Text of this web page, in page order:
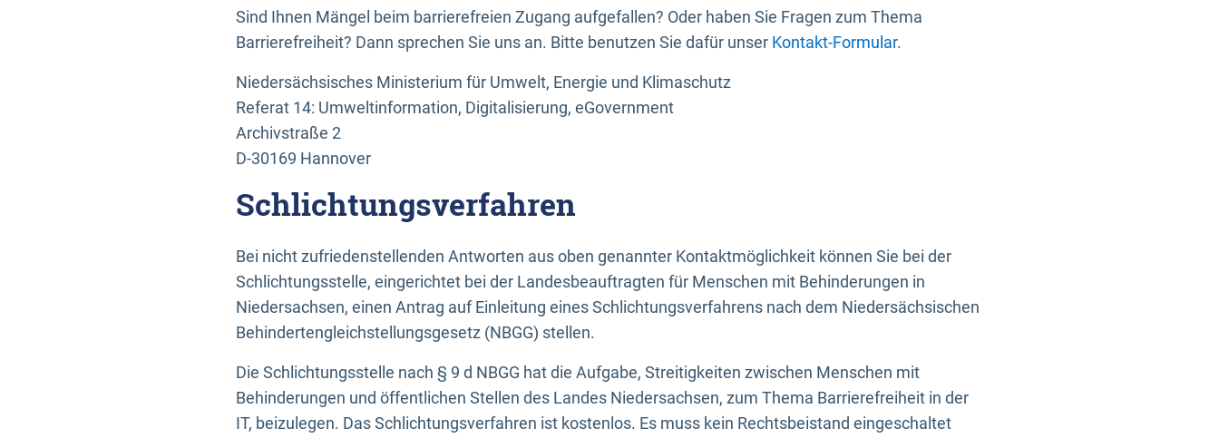
Sind Ihnen Mängel beim barrierefreien Zugang aufgefallen? Oder haben Sie Fragen zum Thema
Barrierefreiheit? Dann sprechen Sie uns an. Bitte benutzen Sie dafür unser Kontakt-Formular.
Niedersächsisches Ministerium für Umwelt, Energie und Klimaschutz
Referat 14: Umweltinformation, Digitalisierung, eGovernment
Archivstraße 2
D-30169 Hannover
Schlichtungsverfahren
Bei nicht zufriedenstellenden Antworten aus oben genannter Kontaktmöglichkeit können Sie bei der
Schlichtungsstelle, eingerichtet bei der Landesbeauftragten für Menschen mit Behinderungen in
Niedersachsen, einen Antrag auf Einleitung eines Schlichtungsverfahrens nach dem Niedersächsischen
Behindertengleichstellungsgesetz (NBGG) stellen.
Die Schlichtungsstelle nach § 9 d NBGG hat die Aufgabe, Streitigkeiten zwischen Menschen mit
Behinderungen und öffentlichen Stellen des Landes Niedersachsen, zum Thema Barrierefreiheit in der
IT, beizulegen. Das Schlichtungsverfahren ist kostenlos. Es muss kein Rechtsbeistand eingeschaltet